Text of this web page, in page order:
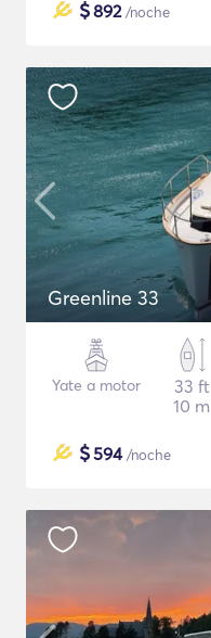
$892/noche
Greenline 33
Yate a motor
33 ft
10 m
$594/noche